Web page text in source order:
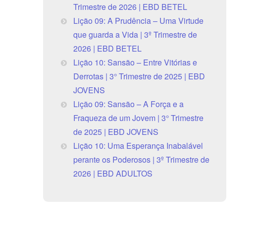
Trimestre de 2026 | EBD BETEL
Lição 09: A Prudência – Uma Virtude
que guarda a Vida | 3º Trimestre de
2026 | EBD BETEL
Lição 10: Sansão – Entre Vitórias e
Derrotas | 3° Trimestre de 2025 | EBD
JOVENS
Lição 09: Sansão – A Força e a
Fraqueza de um Jovem | 3° Trimestre
de 2025 | EBD JOVENS
Lição 10: Uma Esperança Inabalável
perante os Poderosos | 3º Trimestre de
2026 | EBD ADULTOS